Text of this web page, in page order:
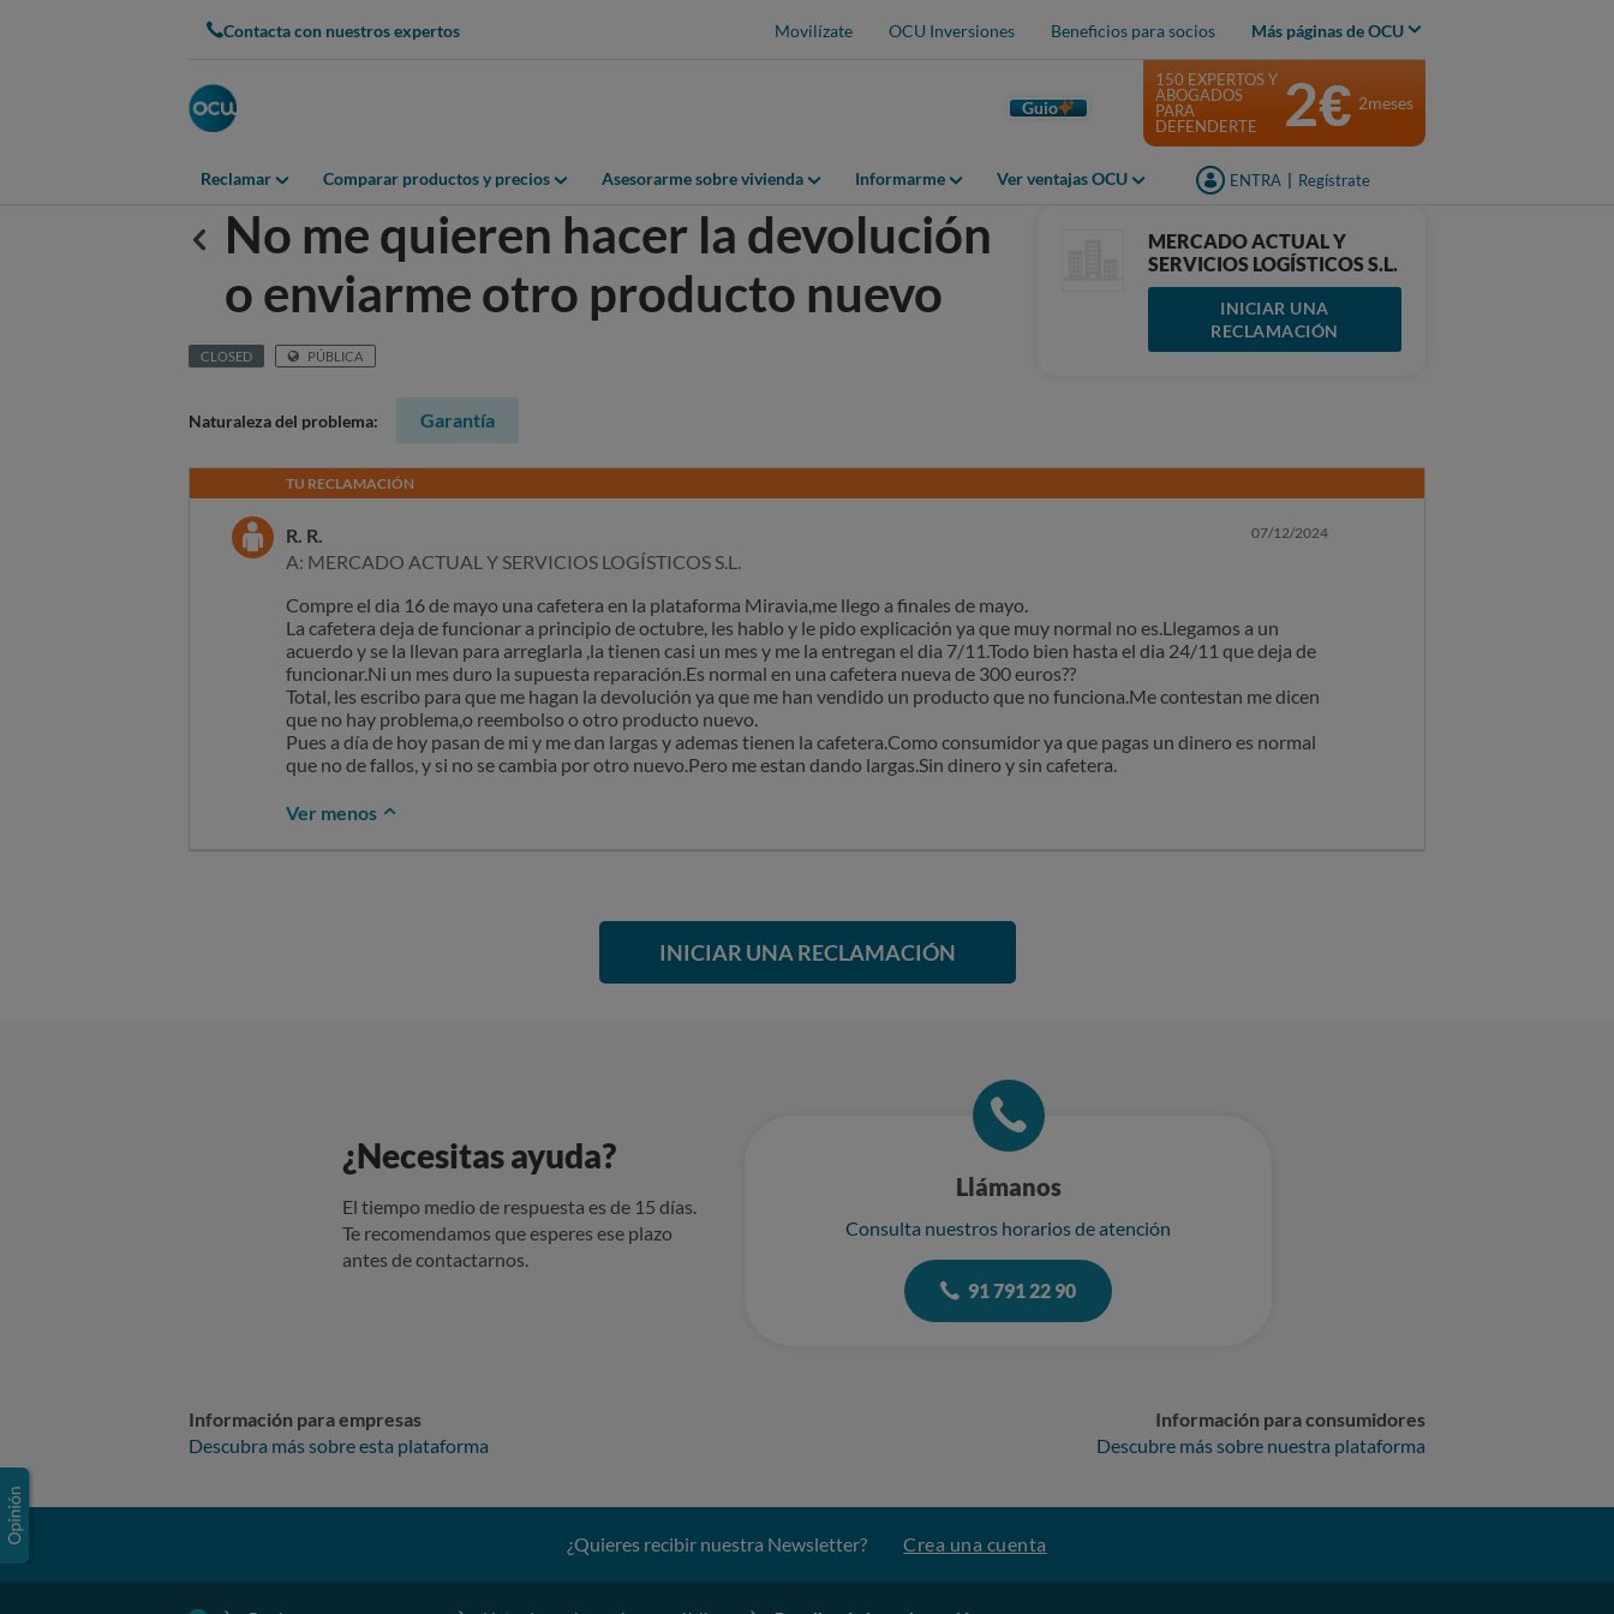
Contacta con nuestros expertos Movilízate OCU Inversiones Beneficios para socios Más páginas de OCU
Guio
Reclamar Comparar productos y precios Asesorarme sobre vivienda Informarme Ver ventajas OCU ENTRA Regístrate
150 EXPERTOS Y
ABOGADOS
PARA
DEFENDERTE
2€ 2meses
Anterior
No me quieren hacer la devolución
o enviarme otro producto nuevo
CLOSED PÚBLICA
MERCADO ACTUAL Y
SERVICIOS LOGÍSTICOS S.L.
INICIAR UNA
RECLAMACIÓN
Naturaleza del problema: Garantía
TU RECLAMACIÓN
R. R.
A: MERCADO ACTUAL Y SERVICIOS LOGÍSTICOS S.L.
07/12/2024
Compre el dia 16 de mayo una cafetera en la plataforma Miravia,me llego a finales de mayo.
La cafetera deja de funcionar a principio de octubre, les hablo y le pido explicación ya que muy normal no es.Llegamos a un
acuerdo y se la llevan para arreglarla ,la tienen casi un mes y me la entregan el dia 7/11.Todo bien hasta el dia 24/11 que deja de
funcionar.Ni un mes duro la supuesta reparación.Es normal en una cafetera nueva de 300 euros??
Total, les escribo para que me hagan la devolución ya que me han vendido un producto que no funciona.Me contestan me dicen
que no hay problema,o reembolso o otro producto nuevo.
Pues a día de hoy pasan de mi y me dan largas y ademas tienen la cafetera.Como consumidor ya que pagas un dinero es normal
que no de fallos, y si no se cambia por otro nuevo.Pero me estan dando largas.Sin dinero y sin cafetera.
Ver menos
INICIAR UNA RECLAMACIÓN
¿Necesitas ayuda?
El tiempo medio de respuesta es de 15 días.
Te recomendamos que esperes ese plazo
antes de contactarnos.
Llámanos
Consulta nuestros horarios de atención
91 791 22 90
Información para empresas
Descubra más sobre esta plataforma
Información para consumidores
Descubre más sobre nuestra plataforma
¿Quieres recibir nuestra Newsletter? Crea una cuenta